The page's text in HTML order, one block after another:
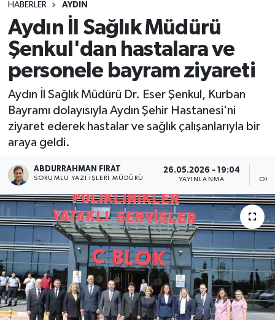
HABERLER AYDIN
Aydın İl Sağlık Müdürü
Şenkul'dan hastalara ve
personele bayram ziyareti
Aydın İl Sağlık Müdürü Dr. Eser Şenkul, Kurban
Bayramı dolayısıyla Aydın Şehir Hastanesi'ni
ziyaret ederek hastalar ve sağlık çalışanlarıyla bir
araya geldi.
ABDURRAHMAN FIRAT
SORUMLU YAZI İŞLERI MÜDÜRÜ
26.05.2026 - 19:04
YAYINLANMA
Tüm Manşetler
Son Dakika Haberleri
Haber Arşivi